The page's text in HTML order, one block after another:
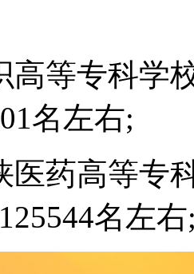
高等专科学
名左右;
医药高等专
名左